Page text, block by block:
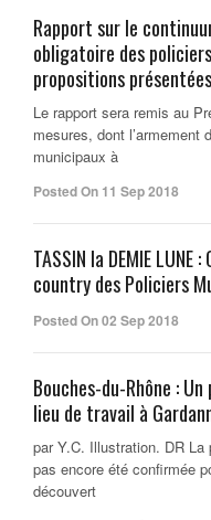
Rapport sur le
obligatoire des
propositions présentées
Le rapport sera remis au
mesures, dont
municipaux à
Posted On 11 Sep 2018
TASSIN la DEMIE
country des Policiers
Posted On 02 Sep 2018
Bouches-du-Rhône :
lieu de travail à
par Y.C. Illustration. DR
pas encore été confirmée
découvert